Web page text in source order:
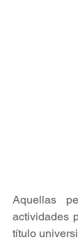
Aquellas
actividades
título